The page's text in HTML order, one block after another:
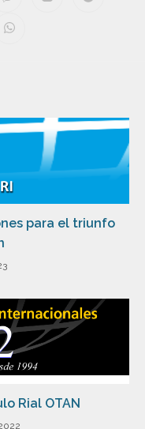
para el triunfo
Rial OTAN